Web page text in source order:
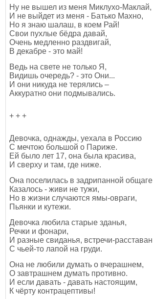
Ну не вышел из меня Миклухо-Маклай,
И не выйдет из меня - Батько Махно,
Но я знаю шалаш, в коем Рай!
Свои пухлые бёдра давай,
Очень медленно раздвигай,
В декабре - это май!
Ведь на свете не только Я,
Видишь очередь? - это Они...
И они никуда не терялись –
Аккуратно они подмывались.
+ + +
Девочка, однажды, уехала в Россию
С мечтою большой о Париже.
Ей было лет 17, она была красива,
И сверху и там, где ниже.
Она поселилась в задрипанной
Казалось - живи не тужи,
Но в жизни случаются ямы-овраги,
Пьянки и кутежи.
Девочка любила старые зданья,
Речки и фонари,
И разные свиданья, встречи-
С чьей-то лапой на груди.
Она не любили думать о вчерашнем,
О завтрашнем думать противно.
И если давать - давать настоящим,
К чёрту контрацептивы!